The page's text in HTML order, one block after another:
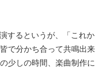
するというが、「これか
で分かち合って共鳴出来
少しの時間、楽曲制作に